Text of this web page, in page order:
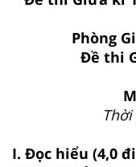
Phòng
Đề thi
I. Đọc hiểu (4,0